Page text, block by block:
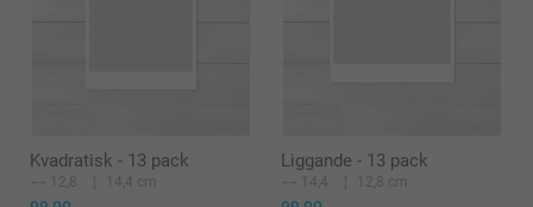
Kvadratisk - 13 pack
12,8 14,4 cm
Liggande - 13 pack
14,4 12,8 cm